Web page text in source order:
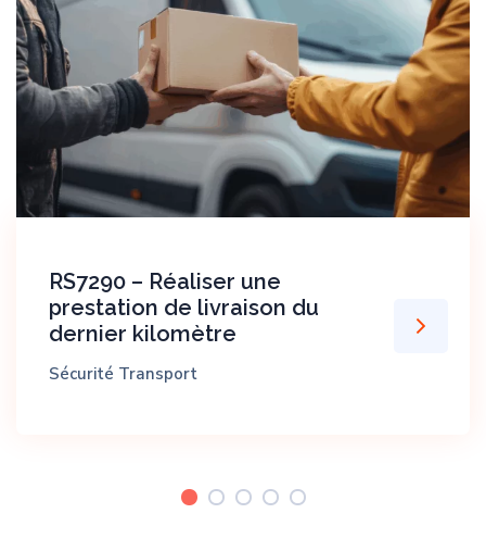
RS7290 – Réaliser une
prestation de livraison du
dernier kilomètre
Sécurité Transport